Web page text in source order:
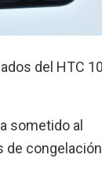
del HTC 10
sometido al
de